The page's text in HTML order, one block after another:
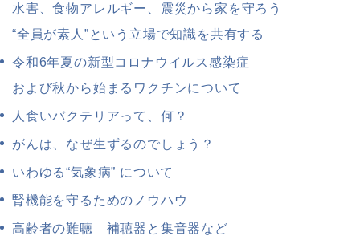
水害、食物アレルギー、震災から家を守ろう
“全員が素人”という立場で知識を共有する
令和6年夏の新型コロナウイルス感染症
および秋から始まるワクチンについて
人食いバクテリアって、何？
がんは、なぜ生ずるのでしょう？
いわゆる“気象病” について
腎機能を守るためのノウハウ
高齢者の難聴 補聴器と集音器など